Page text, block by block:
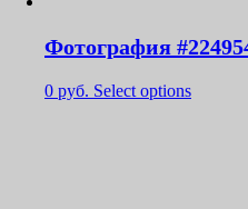
Фотография
0 руб. Select options